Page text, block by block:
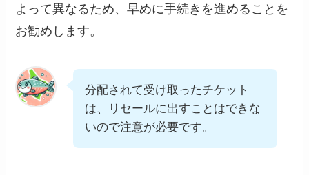
よって異なるため、早めに手続きを進めることを
お勧めします。
分配されて受け取ったチケット
は、リセールに出すことはできな
いので注意が必要です。